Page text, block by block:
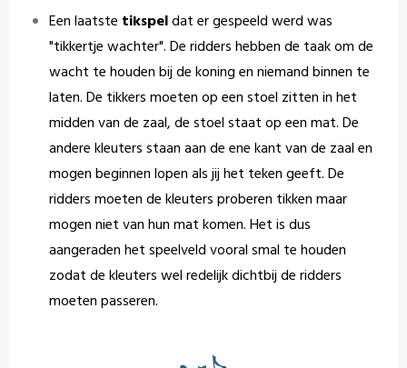
Een laatste tikspeldat er gespeeld werd was
"tikkertje wachter". De ridders hebben de taak om de
wacht te houden bij de koning en niemand binnen te
laten. De tikkers moeten op een stoel zitten in het
midden van de zaal, de stoel staat op een mat. De
andere kleuters staan aan de ene kant van de zaal en
mogen beginnen lopen als jij het teken geeft. De
ridders moeten de kleuters proberen tikken maar
mogen niet van hun mat komen. Het is dus
aangeraden het speelveld vooral smal te houden
zodat de kleuters wel redelijk dichtbij de ridders
moeten passeren.